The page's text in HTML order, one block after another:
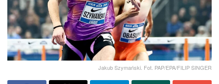
Jakub Szymański. Fot. PAP/EPA/FILIP SINGER